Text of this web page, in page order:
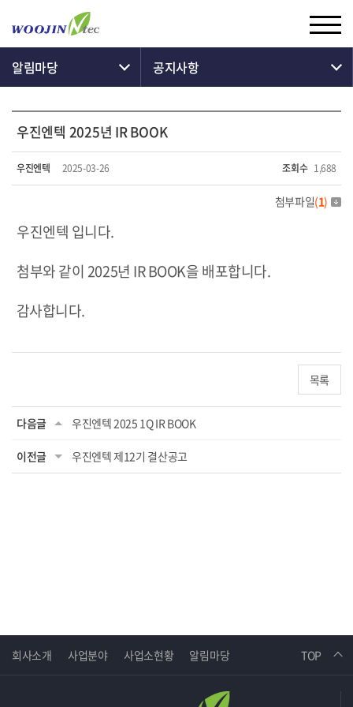
알림마당 공지사항
우진엔텍 2025년 IR BOOK
우진엔텍 2025-03-26 조회수 1,688
첨부파일(1)
우진엔텍 입니다.
첨부와 같이 2025년 IR BOOK을 배포합니다.
감사합니다.
목록
다음글 우진엔텍 2025 1Q IR BOOK
이전글 우진엔텍 제12기 결산공고
회사소개 사업분야 사업소현황 알림마당 TOP